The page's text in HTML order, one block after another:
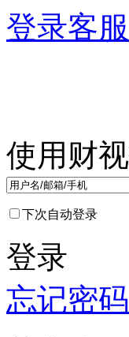
登录客服
使用财
下次自动登录
登录
忘记密